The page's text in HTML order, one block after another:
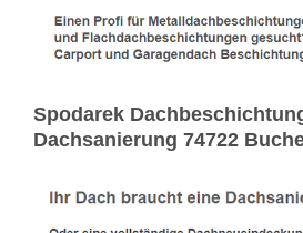
Spodarek
Dachsanierung 74722